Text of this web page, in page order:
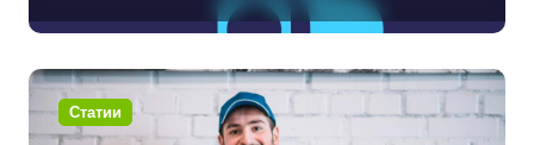
навлизане на изкуствен
интелект в хотелиерството
Статии